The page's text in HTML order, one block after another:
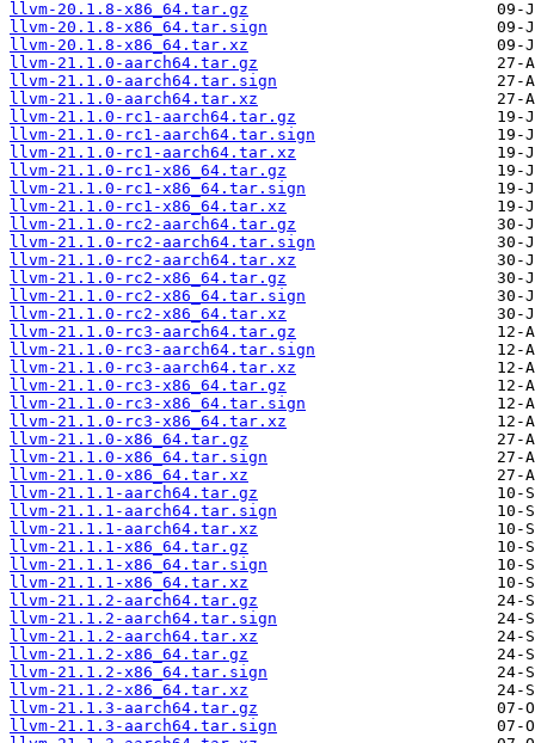
llvm-20.1.8-x86_64.tar.gz
llvm-20.1.8-x86_64.tar.sign
llvm-20.1.8-x86_64.tar.xz
llvm-21.1.0-aarch64.tar.gz
llvm-21.1.0-aarch64.tar.sign
llvm-21.1.0-aarch64.tar.xz
llvm-21.1.0-rc1-aarch64.tar.gz
llvm-21.1.0-rc1-aarch64.tar.sign
llvm-21.1.0-rc1-aarch64.tar.xz
llvm-21.1.0-rc1-x86_64.tar.gz
llvm-21.1.0-rc1-x86_64.tar.sign
llvm-21.1.0-rc1-x86_64.tar.xz
llvm-21.1.0-rc2-aarch64.tar.gz
llvm-21.1.0-rc2-aarch64.tar.sign
llvm-21.1.0-rc2-aarch64.tar.xz
llvm-21.1.0-rc2-x86_64.tar.gz
llvm-21.1.0-rc2-x86_64.tar.sign
llvm-21.1.0-rc2-x86_64.tar.xz
llvm-21.1.0-rc3-aarch64.tar.gz
llvm-21.1.0-rc3-aarch64.tar.sign
llvm-21.1.0-rc3-aarch64.tar.xz
llvm-21.1.0-rc3-x86_64.tar.gz
llvm-21.1.0-rc3-x86_64.tar.sign
llvm-21.1.0-rc3-x86_64.tar.xz
llvm-21.1.0-x86_64.tar.gz
llvm-21.1.0-x86_64.tar.sign
llvm-21.1.0-x86_64.tar.xz
llvm-21.1.1-aarch64.tar.gz
llvm-21.1.1-aarch64.tar.sign
llvm-21.1.1-aarch64.tar.xz
llvm-21.1.1-x86_64.tar.gz
llvm-21.1.1-x86_64.tar.sign
llvm-21.1.1-x86_64.tar.xz
llvm-21.1.2-aarch64.tar.gz
llvm-21.1.2-aarch64.tar.sign
llvm-21.1.2-aarch64.tar.xz
llvm-21.1.2-x86_64.tar.gz
llvm-21.1.2-x86_64.tar.sign
llvm-21.1.2-x86_64.tar.xz
llvm-21.1.3-aarch64.tar.gz
llvm-21.1.3-aarch64.tar.sign